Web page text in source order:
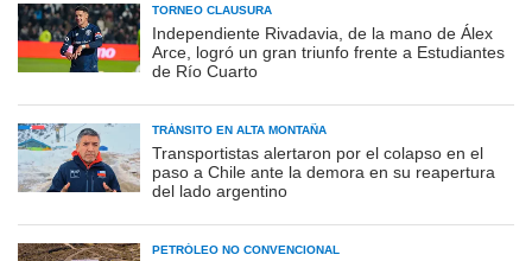
TORNEO CLAUSURA
Independiente Rivadavia, de la mano de Álex
Arce, logró un gran triunfo frente a Estudiantes
de Río Cuarto
TRÁNSITO EN ALTA MONTAÑA
Transportistas alertaron por el colapso en el
paso a Chile ante la demora en su reapertura
del lado argentino
PETRÓLEO NO CONVENCIONAL